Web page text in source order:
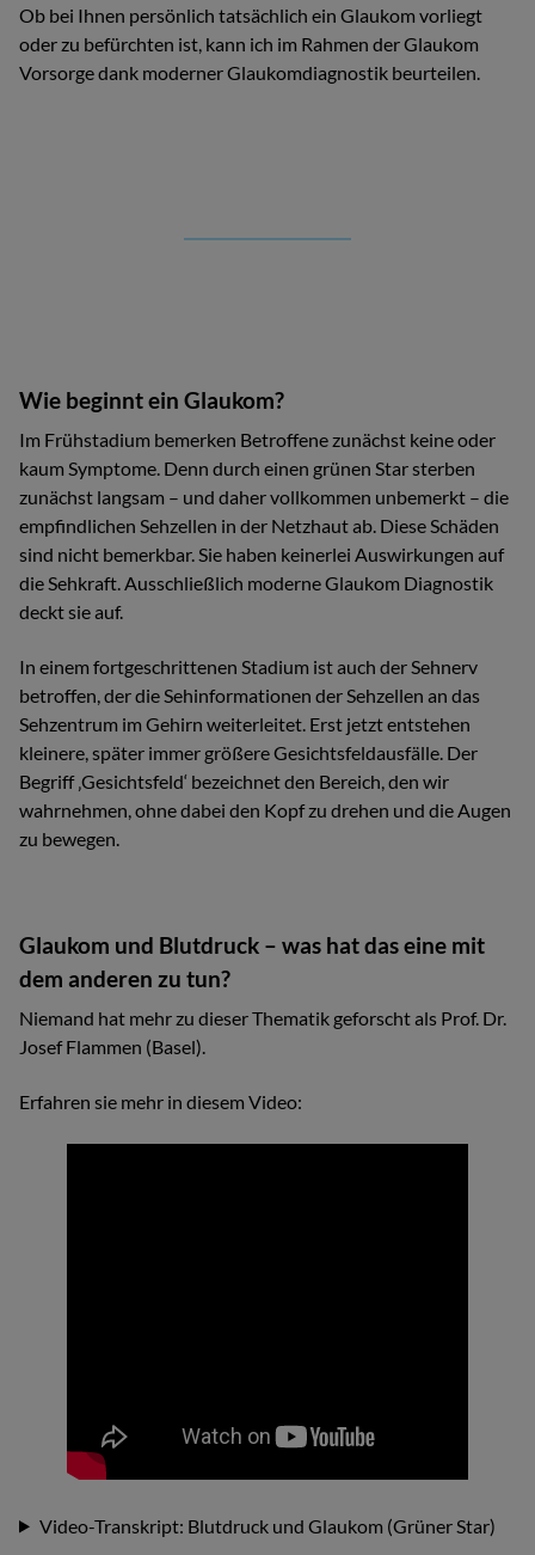
Ob bei Ihnen persönlich tatsächlich ein Glaukom vorliegt
oder zu befürchten ist, kann ich im Rahmen der Glaukom
Vorsorge dank moderner Glaukomdiagnostik beurteilen.
Wie beginnt ein Glaukom?
Im Frühstadium bemerken Betroffene zunächst keine oder
kaum Symptome. Denn durch einen grünen Star sterben
zunächst langsam – und daher vollkommen unbemerkt – die
empfindlichen Sehzellen in der Netzhaut ab. Diese Schäden
sind nicht bemerkbar. Sie haben keinerlei Auswirkungen auf
die Sehkraft. Ausschließlich moderne Glaukom Diagnostik
deckt sie auf.
In einem fortgeschrittenen Stadium ist auch der Sehnerv
betroffen, der die Sehinformationen der Sehzellen an das
Sehzentrum im Gehirn weiterleitet. Erst jetzt entstehen
kleinere, später immer größere Gesichtsfeldausfälle. Der
Begriff ‚Gesichtsfeld‘ bezeichnet den Bereich, den wir
wahrnehmen, ohne dabei den Kopf zu drehen und die Augen
zu bewegen.
Glaukom und Blutdruck – was hat das eine mit
dem anderen zu tun?
Niemand hat mehr zu dieser Thematik geforscht als Prof. Dr.
Josef Flammen (Basel).
Erfahren sie mehr in diesem Video:
Video-Transkript: Blutdruck und Glaukom (Grüner Star)